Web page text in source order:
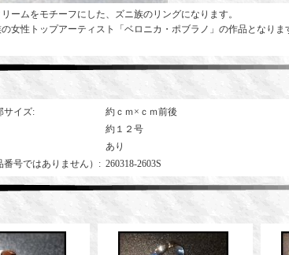
ームをモチーフにした、ズニ族のリングになります。
女性トップアーティスト「ベロニカ・ポブラノ」の作品となりま
サイズ:
約ｃｍ×ｃｍ前後
約１２号
あり
号ではありません） : 260318-2603S